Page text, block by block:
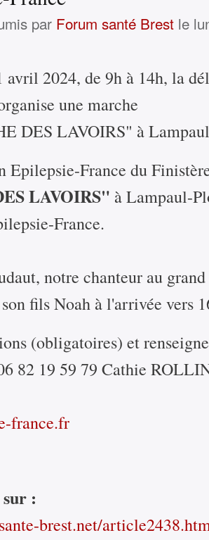
par Forum santé Brestle
avril 2024, de 9h à 14h, la
une marche
DES LAVOIRS" à
Epilepsie-France du
LAVOIRS" à Lampaul-
France.
notre chanteur au
fils Noah à l'arrivée vers
(obligatoires) et
82 19 59 79 Cathie
france.fr
:
brest.net/